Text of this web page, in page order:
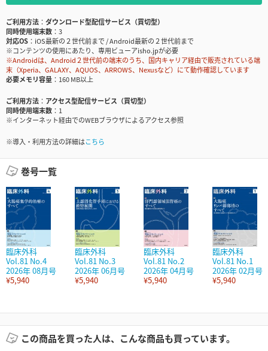
ご利用方法
ダウンロード型配信サービス（買切型）
同時使用端末数
3
対応OS
iOS最新の２世代前まで / Android最新の２世代前まで
※コンテンツの使用にあたり、専用ビューアisho.jpが必要
※Androidは、Android２世代前の端末のうち、国内キャリア経由で販売されている端
末（Xperia、GALAXY、AQUOS、ARROWS、Nexusなど）にて動作確認しています
必要メモリ容量
160 MB以上
ご利用方法
アクセス型配信サービス（買切型）
同時使用端末数
1
※インターネット経由でのWEBブラウザによるアクセス参照
※導入・利用方法の詳細はこちら
巻号一覧
臨床外科
Vol.81 No.4
2026年 08月号
¥5,940
臨床外科
Vol.81 No.3
2026年 06月号
¥5,940
臨床外科
Vol.81 No.2
2026年 04月号
¥5,940
臨床外科
Vol.81 No.1
2026年 02月号
¥5,940
この商品を買った人は、こんな商品も買っています。